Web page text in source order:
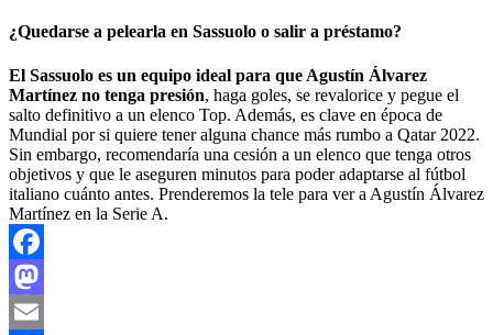
¿Quedarse a pelearla en Sassuolo o salir a préstamo?
El Sassuolo es un equipo ideal para que Agustín Álvarez
Martínez no tenga presión, haga goles, se revalorice y pegue el
salto definitivo a un elenco Top. Además, es clave en época de
Mundial por si quiere tener alguna chance más rumbo a Qatar 2022.
Sin embargo, recomendaría una cesión a un elenco que tenga otros
objetivos y que le aseguren minutos para poder adaptarse al fútbol
italiano cuánto antes. Prenderemos la tele para ver a Agustín Álvarez
Martínez en la Serie A.
Facebook
Mastodon